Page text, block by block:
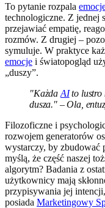
To pytanie rozpala
technologiczne. Z jednej
przejawiać empatię,
rozmów. Z drugiej –
symuluje. W praktyce
emocje i światopogląd
„duszy”.
"Każda AIto lustro
dusza." – Ola,
Filozoficzne i
rozwojem generatorów
wystarczy, by zbudować
myślą, że część naszej
algorytm? Badania z
użytkownicy mają
przypisywania jej
posiada Marketingowy